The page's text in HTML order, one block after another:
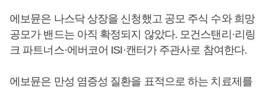
에보뮨은 나스닥 상장을 신청했고 공모 주식 수와 희망
공모가 밴드는 아직 확정되지 않았다. 모건스탠리·리링
크 파트너스·에버코어 ISI·캔터가 주관사로 참여한다.
에보뮨은 만성 염증성 질환을 표적으로 하는 치료제를